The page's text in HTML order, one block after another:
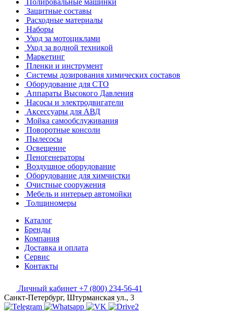
Полировальные машинки
Защитные составы
Расходные материалы
Наборы
Уход за мотоциклами
Уход за водной техникой
Маркетинг
Пленки и инструмент
Системы дозирования химических составов
Оборудование для СТО
Аппараты Высокого Давления
Насосы и электродвигатели
Аксессуары для АВД
Мойка самообслуживания
Поворотные консоли
Пылесосы
Освещение
Пеногенераторы
Воздушное оборудование
Оборудование для химчистки
Очистные сооружения
Мебель и интерьер автомойки
Толщиномеры
Каталог
Бренды
Компания
Доставка и оплата
Сервис
Контакты
Личный кабинет +7 (800) 234-56-41
Санкт-Петербург, Штурманская ул., 3